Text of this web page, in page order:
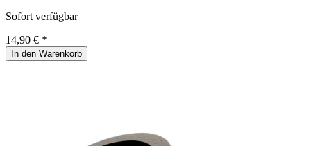
Sofort verfügbar
14,90 € *
In den Warenkorb